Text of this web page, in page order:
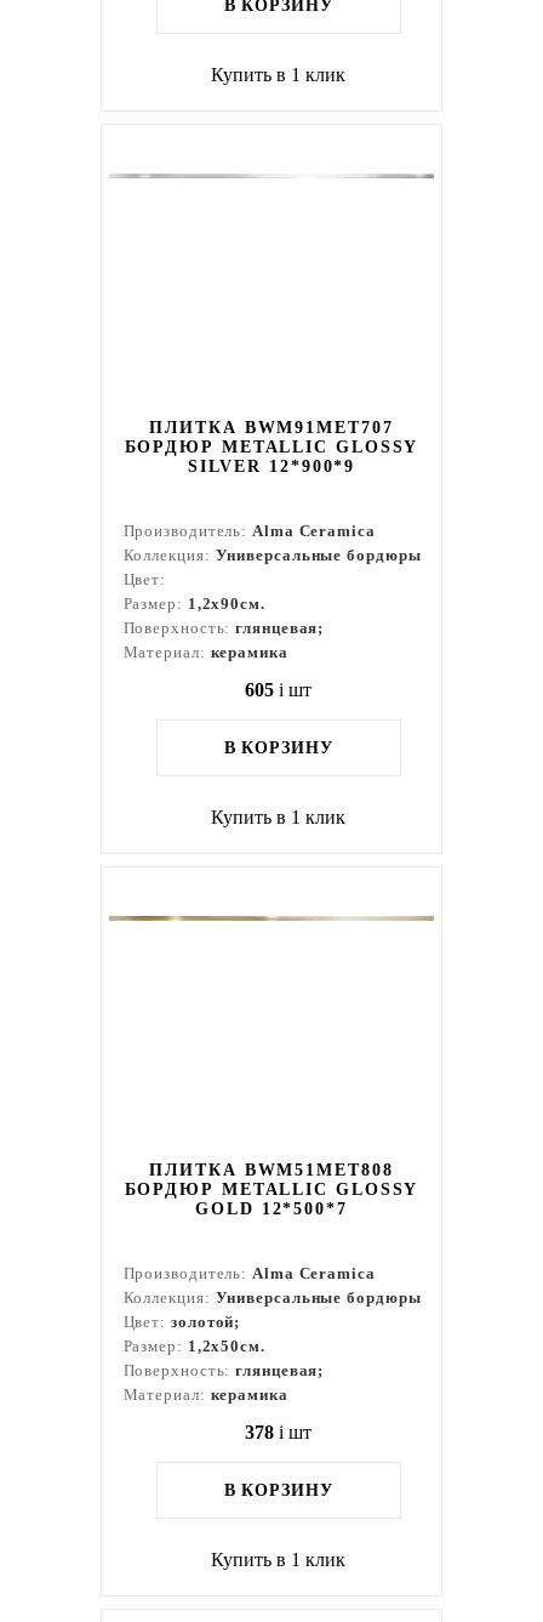
В КОРЗИНУ
Купить в 1 клик
ПЛИТКА BWM91MET707
БОРДЮР METALLIC GLOSSY
SILVER 12*900*9
Производитель:Alma Ceramica
Коллекция: Универсальные бордюры
Цвет:
Размер: 1,2x90см.
Поверхность:глянцевая;
Материал: керамика
605 i шт
В КОРЗИНУ
Купить в 1 клик
ПЛИТКА BWM51MET808
БОРДЮР METALLIC GLOSSY
GOLD 12*500*7
Производитель:Alma Ceramica
Коллекция: Универсальные бордюры
Цвет: золотой;
Размер: 1,2x50см.
Поверхность:глянцевая;
Материал: керамика
378 i шт
В КОРЗИНУ
Купить в 1 клик